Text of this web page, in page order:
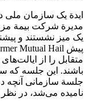
مدیرة شرکت بیمة
متقابل را از
باشند. این جلسه که
جلسة سازمانی آنچه
نامیده می‌شد، در